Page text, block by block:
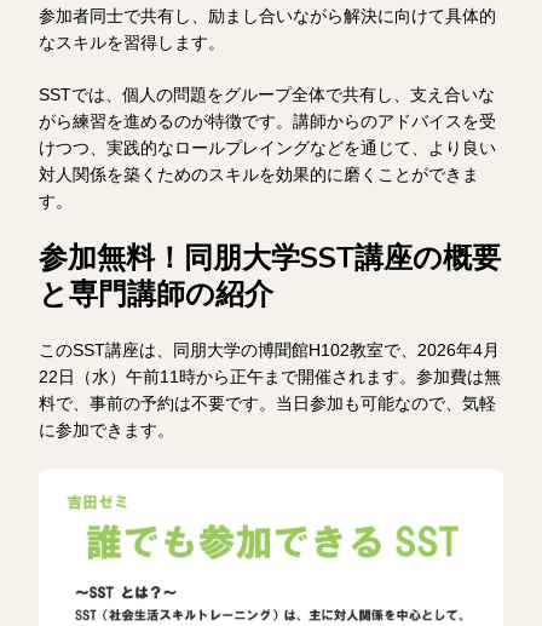
参加者同士で共有し、励まし合いながら解決に向けて具体的
なスキルを習得します。
SSTでは、個人の問題をグループ全体で共有し、支え合いな
がら練習を進めるのが特徴です。講師からのアドバイスを受
けつつ、実践的なロールプレイングなどを通じて、より良い
対人関係を築くためのスキルを効果的に磨くことができま
す。
参加無料！同朋大学SST講座の概要
と専門講師の紹介
このSST講座は、同朋大学の博聞館H102教室で、2026年4月
22日（水）午前11時から正午まで開催されます。参加費は無
料で、事前の予約は不要です。当日参加も可能なので、気軽
に参加できます。